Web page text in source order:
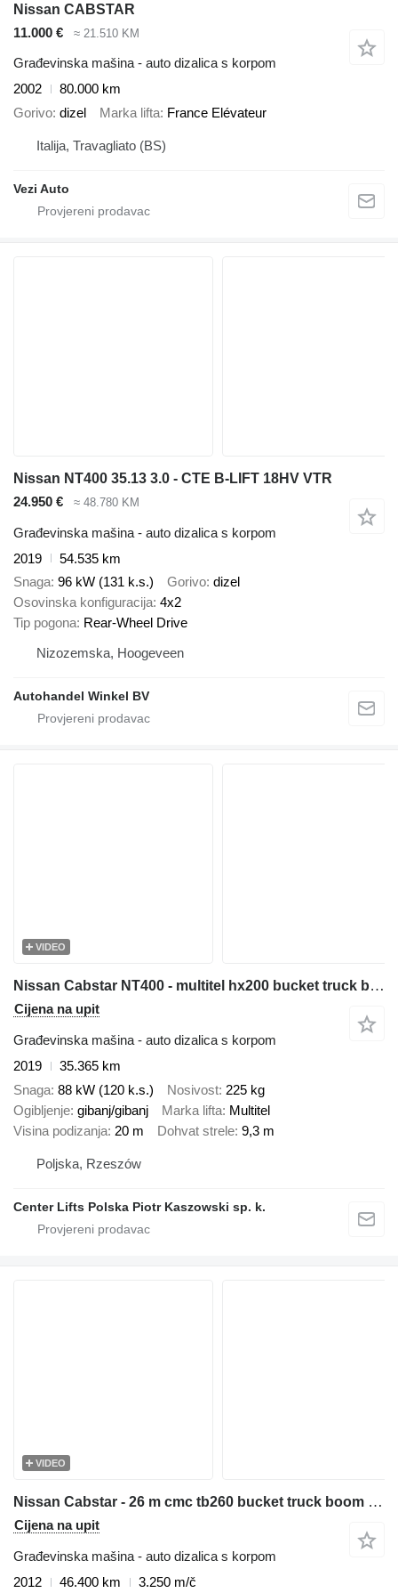
Nissan CABSTAR
11.000 €
≈ 21.510 KM
Građevinska mašina - auto dizalica s korpom
2002
80.000 km
Gorivo dizel Marka lifta France Elévateur
Italija, Travagliato (BS)
Vezi Auto
Nissan NT400 35.13 3.0 - CTE B-LIFT 18HV VTR
24.950 €
≈ 48.780 KM
Građevinska mašina - auto dizalica s korpom
2019
54.535 km
Snaga 96 kW (131 k.s.) Gorivo dizel
Osovinska konfiguracija 4x2
Tip pogona Rear-Wheel Drive
Nizozemska, Hoogeveen
Autohandel Winkel BV
VIDEO
Nissan Cabstar NT400 - multitel hx200 bucket truck boom lift zwyżka
Cijena na upit
Građevinska mašina - auto dizalica s korpom
2019
35.365 km
Snaga 88 kW (120 k.s.) Nosivost 225 kg
Ogibljenje gibanj/gibanj Marka lifta Multitel
Visina podizanja 20 m Dohvat strele 9,3 m
Poljska, Rzeszów
Center Lifts Polska Piotr Kaszowski sp. k.
VIDEO
Nissan Cabstar - 26 m cmc tb260 bucket truck boom lift zwyżka
Cijena na upit
Građevinska mašina - auto dizalica s korpom
2012
46.400 km 3.250 m/č